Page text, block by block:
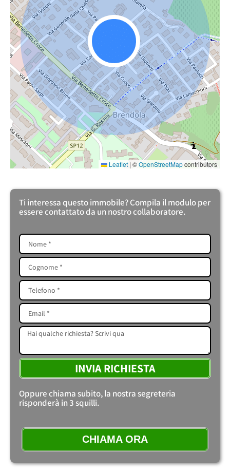
Leaflet | ©OpenStreetMapcontributors
Ti interessa questo immobile? Compila il modulo per
essere contattato da un nostro collaboratore.
INVIA RICHIESTA
Oppure chiama subito, la nostra segreteria
risponderà in 3 squilli.
CHIAMA ORA